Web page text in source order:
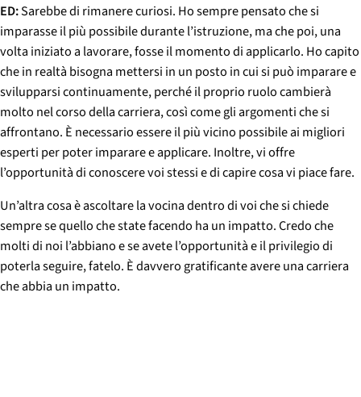
ED:Sarebbe di rimanere curiosi. Ho sempre pensato che si
imparasse il più possibile durante l’istruzione, ma che poi, una
volta iniziato a lavorare, fosse il momento di applicarlo. Ho capito
che in realtà bisogna mettersi in un posto in cui si può imparare e
svilupparsi continuamente, perché il proprio ruolo cambierà
molto nel corso della carriera, così come gli argomenti che si
affrontano. È necessario essere il più vicino possibile ai migliori
esperti per poter imparare e applicare. Inoltre, vi offre
l’opportunità di conoscere voi stessi e di capire cosa vi piace fare.
Un’altra cosa è ascoltare la vocina dentro di voi che si chiede
sempre se quello che state facendo ha un impatto. Credo che
molti di noi l’abbiano e se avete l’opportunità e il privilegio di
poterla seguire, fatelo. È davvero gratificante avere una carriera
che abbia un impatto.